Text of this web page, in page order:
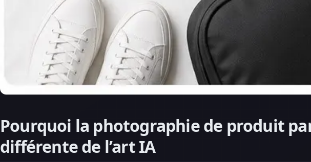
Pourquoi la photographie de produit
différente de l’art IA